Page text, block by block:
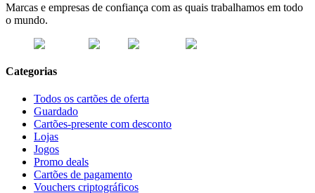
Marcas e empresas de confiança com as quais trabalhamos em todo
o mundo.
Categorias
Todos os cartões de oferta
Guardado
Cartões-presente com desconto
Lojas
Jogos
Promo deals
Cartões de pagamento
Vouchers criptográficos